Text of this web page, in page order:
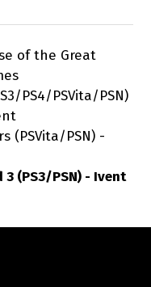
of the Great
PSVita/PSN)
PSN) -
(PS3/PSN) - Ivent